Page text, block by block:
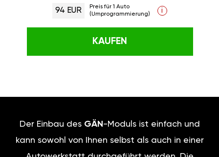
94 EUR
Preis für 1 Auto
(Umprogrammierung)
i
KAUFEN
Der Einbau des GÄN -Moduls ist einfach und
kann sowohl von Ihnen selbst als auch in einer